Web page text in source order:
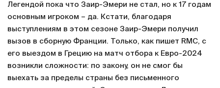
Легендой пока что Заир-Эмери не стал, но к 17 годам
основным игроком – да. Кстати, благодаря
выступлениям в этом сезоне Заир-Эмери получил
вызов в сборную Франции. Только, как пишет RMC, с
его выездом в Грецию на матч отбора к Евро-2024
возникли сложности: по закону, он не смог бы
выехать за пределы страны без письменного